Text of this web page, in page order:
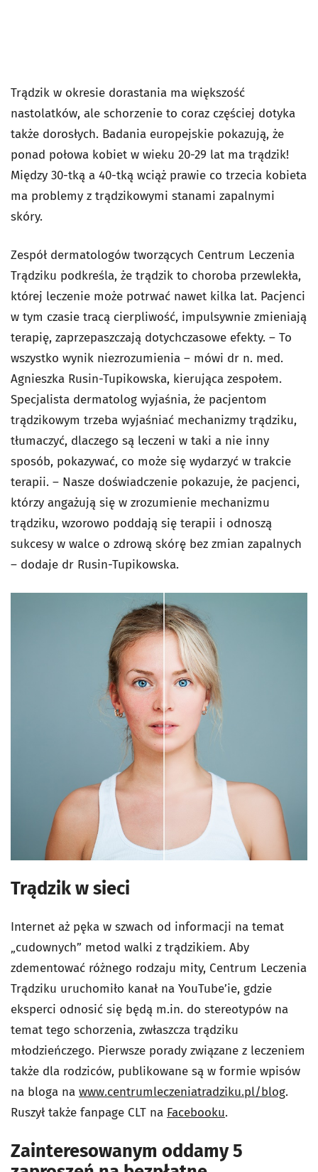
Trądzik w okresie dorastania ma większość
nastolatków, ale schorzenie to coraz częściej dotyka
także dorosłych. Badania europejskie pokazują, że
ponad połowa kobiet w wieku 20-29 lat ma trądzik!
Między 30-tką a 40-tką wciąż prawie co trzecia kobieta
ma problemy z trądzikowymi stanami zapalnymi
skóry.
Zespół dermatologów tworzących Centrum Leczenia
Trądziku podkreśla, że trądzik to choroba przewlekła,
której leczenie może potrwać nawet kilka lat. Pacjenci
w tym czasie tracą cierpliwość, impulsywnie zmieniają
terapię, zaprzepaszczają dotychczasowe efekty. – To
wszystko wynik niezrozumienia – mówi dr n. med.
Agnieszka Rusin-Tupikowska, kierująca zespołem.
Specjalista dermatolog wyjaśnia, że pacjentom
trądzikowym trzeba wyjaśniać mechanizmy trądziku,
tłumaczyć, dlaczego są leczeni w taki a nie inny
sposób, pokazywać, co może się wydarzyć w trakcie
terapii. – Nasze doświadczenie pokazuje, że pacjenci,
którzy angażują się w zrozumienie mechanizmu
trądziku, wzorowo poddają się terapii i odnoszą
sukcesy w walce o zdrową skórę bez zmian zapalnych
– dodaje dr Rusin-Tupikowska.
Trądzik w sieci
Internet aż pęka w szwach od informacji na temat
„cudownych” metod walki z trądzikiem. Aby
zdementować różnego rodzaju mity, Centrum Leczenia
Trądziku uruchomiło kanał na YouTube’ie, gdzie
eksperci odnosić się będą m.in. do stereotypów na
temat tego schorzenia, zwłaszcza trądziku
młodzieńczego. Pierwsze porady związane z leczeniem
także dla rodziców, publikowane są w formie wpisów
na bloga na www.centrumleczeniatradziku.pl/blog.
Ruszył także fanpage CLT na Facebooku.
Zainteresowanym oddamy 5